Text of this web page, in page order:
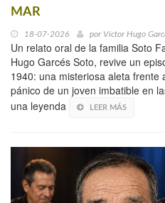
MAR
18-07-2026 por Víctor Hugo
Un relato oral de la familia Soto
Hugo Garcés Soto, revive un
1940: una misteriosa aleta
pánico de un joven imbatible en
una leyenda
LEER MÁS